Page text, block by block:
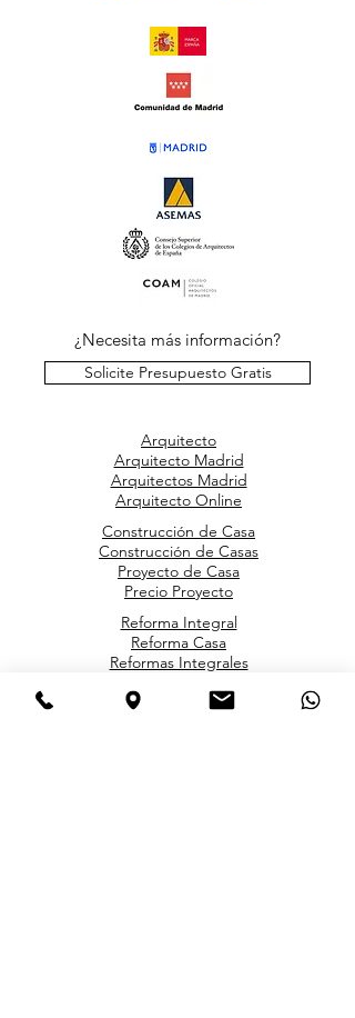
¿Necesita más información?
Solicite Presupuesto Gratis
Arquitecto
Arquitecto Madrid
Arquitectos Madrid
Arquitecto Online
Construcción de Casa
Construcción de Casas
Proyecto de Casa
Precio Proyecto
Reforma Integral
Reforma Casa
Reformas Integrales
Licencia de Obra